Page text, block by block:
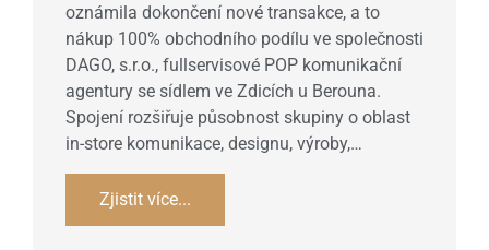
oznámila dokončení nové transakce, a to
nákup 100% obchodního podílu ve společnosti
DAGO, s.r.o., fullservisové POP komunikační
agentury se sídlem ve Zdicích u Berouna.
Spojení rozšiřuje působnost skupiny o oblast
in-store komunikace, designu, výroby,…
Zjistit více...